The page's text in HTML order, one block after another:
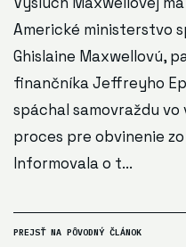
Americké ministerstvo
Ghislaine Maxwellovú,
finančníka Jeffreyho
spáchal samovraždu vo
proces pre obvinenie
Informovala o t...
PREJSŤ NA PÔVODNÝ ČLÁNOK